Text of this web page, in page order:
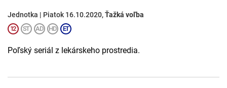
Jednotka | Piatok 16.10.2020,Ťažká voľba
Poľský seriál z lekárskeho prostredia.